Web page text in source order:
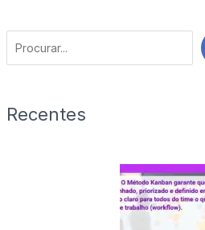
Search
Recentes